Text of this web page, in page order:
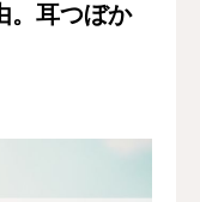
。耳つぼか